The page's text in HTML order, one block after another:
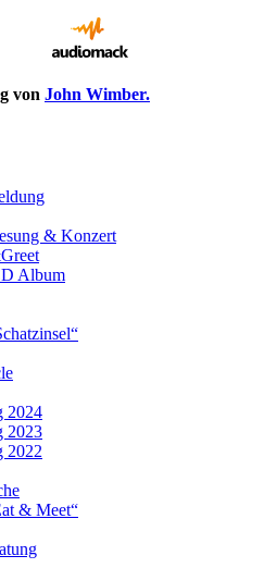
von John Wimber.
& Konzert
Album
2024
2023
2022
& Meet“